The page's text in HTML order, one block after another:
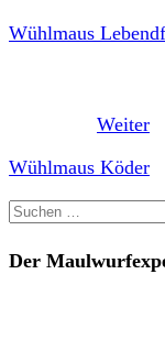
Wühlmaus
Weiter
Wühlmaus Köder
Suchen
Der